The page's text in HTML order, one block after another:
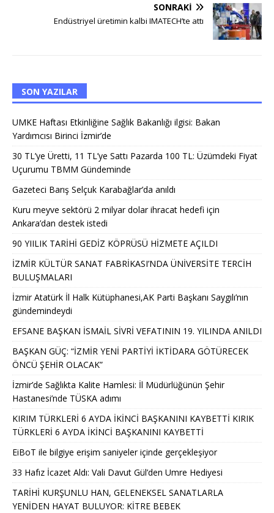
SONRAKI
Endüstriyel üretimin kalbi IMATECH’te attı
SON YAZILAR
UMKE Haftası Etkinliğine Sağlık Bakanlığı ilgisi: Bakan
Yardımcısı Birinci İzmir’de
30 TL’ye Üretti, 11 TL’ye Sattı Pazarda 100 TL: Üzümdeki Fiyat
Uçurumu TBMM Gündeminde
Gazeteci Barış Selçuk Karabağlar’da anıldı
Kuru meyve sektörü 2 milyar dolar ihracat hedefi için
Ankara’dan destek istedi
90 YIILIK TARİHİ GEDİZ KÖPRÜSÜ HİZMETE AÇILDI
İZMİR KÜLTÜR SANAT FABRİKASI’NDA ÜNİVERSİTE TERCİH
BULUŞMALARI
İzmir Atatürk İl Halk Kütüphanesi,AK Parti Başkanı Saygılı’nın
gündemindeydi
EFSANE BAŞKAN İSMAİL SİVRİ VEFATININ 19. YILINDA ANILDI
BAŞKAN GÜÇ: “İZMİR YENİ PARTİYİ İKTİDARA GÖTÜRECEK
ÖNCÜ ŞEHİR OLACAK”
İzmir’de Sağlıkta Kalite Hamlesi: İl Müdürlüğünün Şehir
Hastanesi’nde TÜSKA adımı
KIRIM TÜRKLERİ 6 AYDA İKİNCİ BAŞKANINI KAYBETTİ KIRIK
TÜRKLERİ 6 AYDA İKİNCİ BAŞKANINI KAYBETTİ
EiBoT ile bilgiye erişim saniyeler içinde gerçekleşiyor
33 Hafız İcazet Aldı: Vali Davut Gül’den Umre Hediyesi
TARİHİ KURŞUNLU HAN, GELENEKSEL SANATLARLA
YENİDEN HAYAT BULUYOR: KİTRE BEBEK